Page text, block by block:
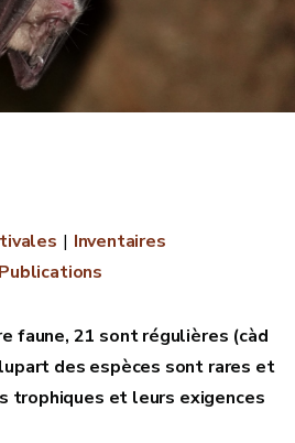
Inventaires
Publications
faune, 21 sont régulières (càd
des espèces sont rares et
trophiques et leurs exigences